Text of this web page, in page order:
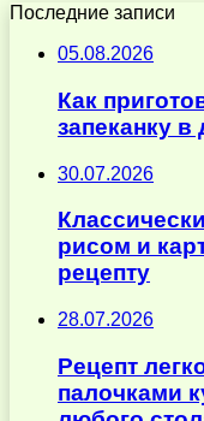
Последние записи
05.08.2026
Как
запеканку в
30.07.2026
рисом и
рецепту
28.07.2026
Рецепт
палочками